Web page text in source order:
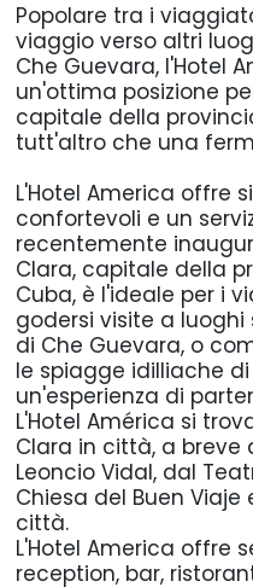
Popolare tra i
viaggio verso altri
Che Guevara, l'Hotel
un'ottima posizione
capitale della
tutt'altro che una
L'Hotel America offre
confortevoli e un
recentemente
Clara, capitale della
Cuba, è l'ideale per i
godersi visite a
di Che Guevara, o
le spiagge idilliache
un'esperienza di
L'Hotel América si
Clara in città, a breve
Leoncio Vidal, dal
Chiesa del Buen
città.
L'Hotel America offre
reception, bar,